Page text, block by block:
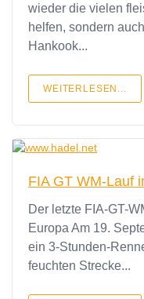
wieder die vielen
helfen, sondern
Hankook...
WEITERLESEN...
FIA GT WM-Lauf
Der letzte FIA-GT-
Europa Am 19.
ein 3-Stunden-
feuchten Strecke...